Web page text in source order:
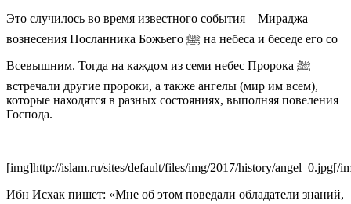
Это случилось во время известного события – Мираджа –
вознесения Посланника Божьего ﷺ на небеса и беседе его со
Всевышним. Тогда на каждом из семи небес Пророка ﷺ
встречали другие пророки, а также ангелы (мир им всем),
которые находятся в разных состояниях, выполняя повеления
Господа.
[img]http://islam.ru/sites/default/files/img/2017/history/angel_0.jpg[/
Ибн Исхак пишет: «Мне об этом поведали обладатели знаний,